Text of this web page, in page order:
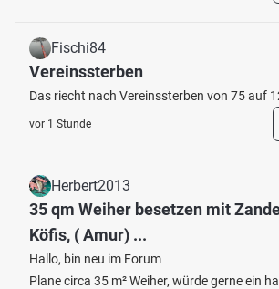
Fischi84
Vereinssterben
Das riecht nach Vereinssterben von 75 auf
vor 1 Stunde
Herbert2013
35 qm Weiher besetzen mit
Köfis, ( Amur) ...
Hallo, bin neu im Forum
Plane circa 35 m² Weiher, würde gerne ein